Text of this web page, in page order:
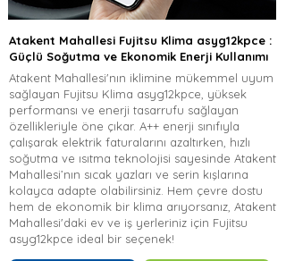
Atakent Mahallesi Fujitsu Klima asyg12kpce :
Güçlü Soğutma ve Ekonomik Enerji Kullanımı
Atakent Mahallesi'nın iklimine mükemmel uyum
sağlayan Fujitsu Klima asyg12kpce, yüksek
performansı ve enerji tasarrufu sağlayan
özellikleriyle öne çıkar. A++ enerji sınıfıyla
çalışarak elektrik faturalarını azaltırken, hızlı
soğutma ve ısıtma teknolojisi sayesinde Atakent
Mahallesi’nın sıcak yazları ve serin kışlarına
kolayca adapte olabilirsiniz. Hem çevre dostu
hem de ekonomik bir klima arıyorsanız, Atakent
Mahallesi'daki ev ve iş yerleriniz için Fujitsu
asyg12kpce ideal bir seçenek!